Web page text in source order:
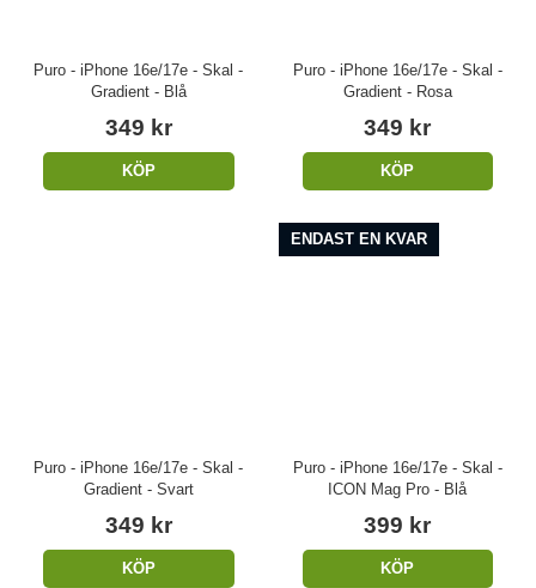
Puro - iPhone 16e/17e - Skal -
Gradient - Blå
349 kr
KÖP
Puro - iPhone 16e/17e - Skal -
Gradient - Rosa
349 kr
KÖP
Puro - iPhone 16e/17e - Skal -
Gradient - Svart
349 kr
KÖP
ENDAST EN KVAR
Puro - iPhone 16e/17e - Skal -
ICON Mag Pro - Blå
399 kr
KÖP